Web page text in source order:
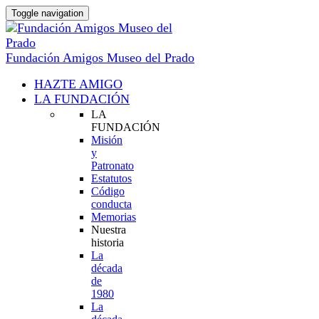
Toggle navigation
Fundación Amigos Museo del Prado
HAZTE AMIGO
LA FUNDACIÓN
LA
FUNDACIÓN
Misión
y
Patronato
Estatutos
Código
conducta
Memorias
Nuestra
historia
La
década
de
1980
La